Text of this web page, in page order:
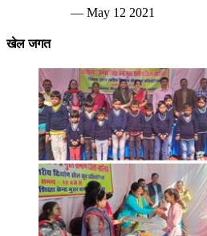
— May 12 2021
खेल जगत